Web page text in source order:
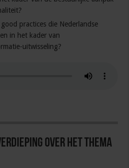
practices die Nederlandse
in het kader van
uitwisseling?
over het thema